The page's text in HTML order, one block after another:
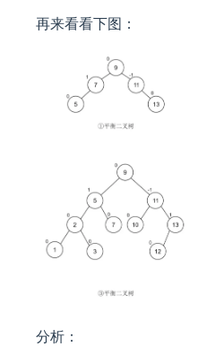
再来看看下图：
分析：